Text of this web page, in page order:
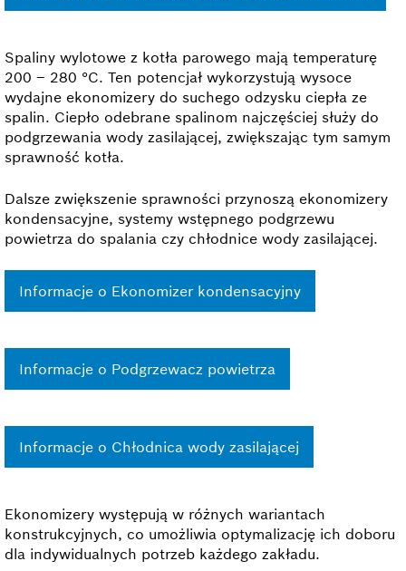
Spaliny wylotowe z kotła parowego mają temperaturę
200 – 280 °C. Ten potencjał wykorzystują wysoce
wydajne ekonomizery do suchego odzysku ciepła ze
spalin. Ciepło odebrane spalinom najczęściej służy do
podgrzewania wody zasilającej, zwiększając tym samym
sprawność kotła.
Dalsze zwiększenie sprawności przynoszą ekonomizery
kondensacyjne, systemy wstępnego podgrzewu
powietrza do spalania czy chłodnice wody zasilającej.
Informacje o Ekonomizer kondensacyjny
Informacje o Podgrzewacz powietrza
Informacje o Chłodnica wody zasilającej
Ekonomizery występują w różnych wariantach
konstrukcyjnych, co umożliwia optymalizację ich doboru
dla indywidualnych potrzeb każdego zakładu.